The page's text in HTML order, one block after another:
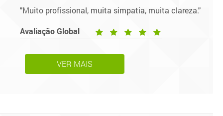
"Muito profissional, muita simpatia, muita clareza."
Avaliação Global
VER MAIS